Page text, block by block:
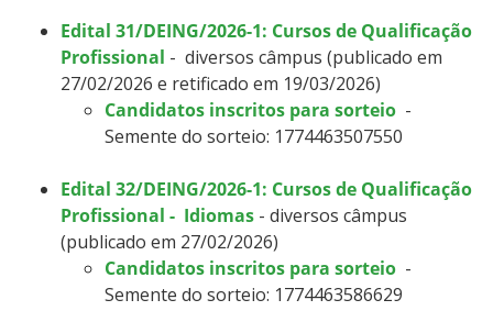
​​​Edital 31/DEING/2026-1: Cursos de Qualificação
Profissional - diversos câmpus (publicado em
27/02/2026 e retificado em 19/03/2026)
Candidatos inscritos para sorteio -
Semente do sorteio: 1774463507550
​​​Edital 32/DEING/2026-1: Cursos de Qualificação
Profissional - Idiomas - diversos câmpus
(publicado em 27/02/2026)
Candidatos inscritos para sorteio -
Semente do sorteio: 1774463586629